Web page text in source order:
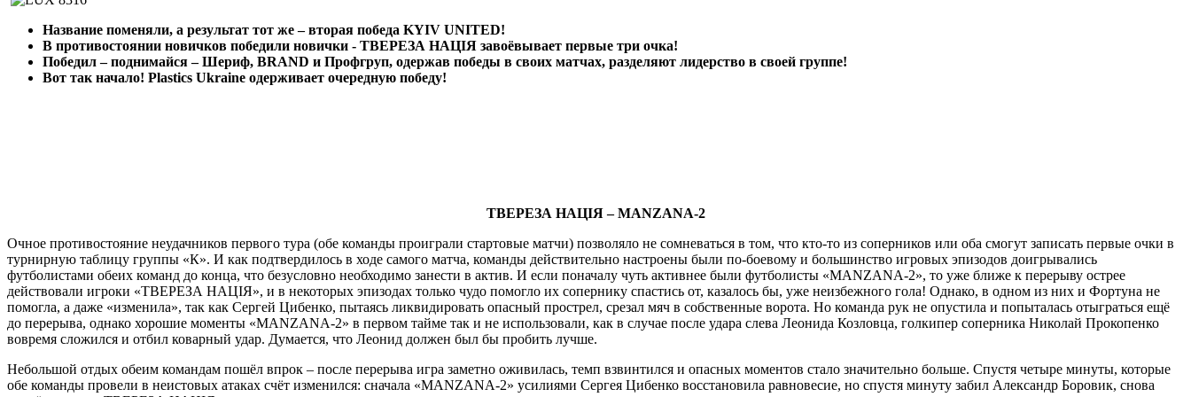
Название поменяли, а результат тот же – вторая победа KYIV UNITED!
В противостоянии новичков победили новички - ТВЕРЕЗА НАЦІЯ завоёвывает первые три очка!
Победил – поднимайся – Шериф, BRAND и Профгруп, одержав победы в своих матчах, разделяют лидерство в своей группе!
Вот так начало! Plastics Ukraine одерживает очередную победу!
ТВЕРЕЗА НАЦІЯ –MANZANA-2
Очное противостояние неудачников первого тура (обе команды проиграли стартовые матчи) позволяло не сомневаться в том, что кто-то из соперников или оба смогут записать первые очки в
турнирную таблицу группы «К». И как подтвердилось в ходе самого матча, команды действительно настроены были по-боевому и большинство игровых эпизодов доигрывались
футболистами обеих команд до конца, что безусловно необходимо занести в актив. И если поначалу чуть активнее были футболисты «MANZANA-2», то уже ближе к перерыву острее
действовали игроки «ТВЕРЕЗА НАЦІЯ», и в некоторых эпизодах только чудо помогло их сопернику спастись от, казалось бы, уже неизбежного гола! Однако, в одном из них и Фортуна не
помогла, а даже «изменила», так как Сергей Цибенко, пытаясь ликвидировать опасный прострел, срезал мяч в собственные ворота. Но команда рук не опустила и попыталась отыграться ещё
до перерыва, однако хорошие моменты «MANZANA-2» в первом тайме так и не использовали, как в случае после удара слева Леонида Козловца, голкипер соперника Николай Прокопенко
вовремя сложился и отбил коварный удар. Думается, что Леонид должен был бы пробить лучше.
Небольшой отдых обеим командам пошёл впрок – после перерыва игра заметно оживилась, темп взвинтился и опасных моментов стало значительно больше. Спустя четыре минуты, которые
обе команды провели в неистовых атаках счёт изменился: сначала «MANZANA-2» усилиями Сергея Цибенко восстановила равновесие, но спустя минуту забил Александр Боровик, снова